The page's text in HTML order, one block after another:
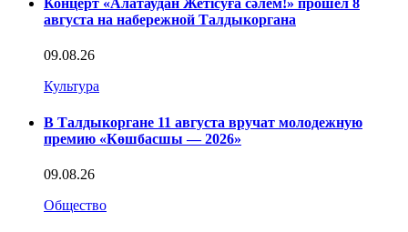
Концерт «Алатаудан Жетісуға сәлем!» прошёл 8
августа на набережной Талдыкоргана
09.08.26
Культура
В Талдыкоргане 11 августа вручат молодежную
премию «Көшбасшы — 2026»
09.08.26
Общество